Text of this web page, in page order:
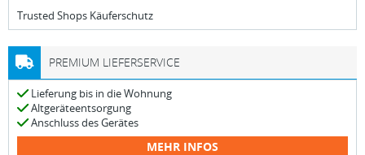
Trusted Shops Käuferschutz
PREMIUM LIEFERSERVICE
Lieferung bis in die Wohnung
Altgeräteentsorgung
Anschluss des Gerätes
MEHR INFOS